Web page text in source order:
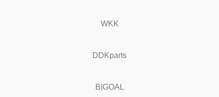
WKK
DDKparts
BIGOAL